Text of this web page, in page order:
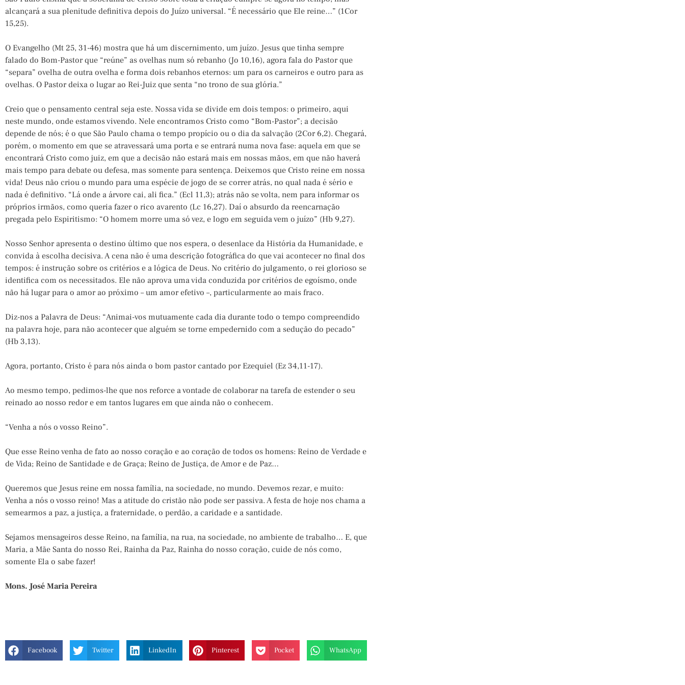
alcançará a sua plenitude definitiva depois do Juízo universal. “É necessário que Ele reine…” (1Cor
15,25).
O Evangelho (Mt 25, 31-46) mostra que há um discernimento, um juízo. Jesus que tinha sempre
falado do Bom-Pastor que “reúne” as ovelhas num só rebanho (Jo 10,16), agora fala do Pastor que
“separa” ovelha de outra ovelha e forma dois rebanhos eternos: um para os carneiros e outro para as
ovelhas. O Pastor deixa o lugar ao Rei-Juiz que senta “no trono de sua glória.”
Creio que o pensamento central seja este. Nossa vida se divide em dois tempos: o primeiro, aqui
neste mundo, onde estamos vivendo. Nele encontramos Cristo como “Bom-Pastor”; a decisão
depende de nós; é o que São Paulo chama o tempo propício ou o dia da salvação (2Cor 6,2). Chegará,
porém, o momento em que se atravessará uma porta e se entrará numa nova fase: aquela em que se
encontrará Cristo como juiz, em que a decisão não estará mais em nossas mãos, em que não haverá
mais tempo para debate ou defesa, mas somente para sentença. Deixemos que Cristo reine em nossa
vida! Deus não criou o mundo para uma espécie de jogo de se correr atrás, no qual nada é sério e
nada é definitivo. “Lá onde a árvore cai, ali fica.” (Ecl 11,3); atrás não se volta, nem para informar os
próprios irmãos, como queria fazer o rico avarento (Lc 16,27). Daí o absurdo da reencarnação
pregada pelo Espiritismo: “O homem morre uma só vez, e logo em seguida vem o juízo” (Hb 9,27).
Nosso Senhor apresenta o destino último que nos espera, o desenlace da História da Humanidade, e
convida à escolha decisiva. A cena não é uma descrição fotográfica do que vai acontecer no final dos
tempos: é instrução sobre os critérios e a lógica de Deus. No critério do julgamento, o rei glorioso se
identifica com os necessitados. Ele não aprova uma vida conduzida por critérios de egoísmo, onde
não há lugar para o amor ao próximo – um amor efetivo –, particularmente ao mais fraco.
Diz-nos a Palavra de Deus: “Animai-vos mutuamente cada dia durante todo o tempo compreendido
na palavra hoje, para não acontecer que alguém se torne empedernido com a sedução do pecado”
(Hb 3,13).
Agora, portanto, Cristo é para nós ainda o bom pastor cantado por Ezequiel (Ez 34,11-17).
Ao mesmo tempo, pedimos-lhe que nos reforce a vontade de colaborar na tarefa de estender o seu
reinado ao nosso redor e em tantos lugares em que ainda não o conhecem.
“Venha a nós o vosso Reino”.
Que esse Reino venha de fato ao nosso coração e ao coração de todos os homens: Reino de Verdade e
de Vida; Reino de Santidade e de Graça; Reino de Justiça, de Amor e de Paz…
Queremos que Jesus reine em nossa família, na sociedade, no mundo. Devemos rezar, e muito:
Venha a nós o vosso reino! Mas a atitude do cristão não pode ser passiva. A festa de hoje nos chama a
semearmos a paz, a justiça, a fraternidade, o perdão, a caridade e a santidade.
Sejamos mensageiros desse Reino, na família, na rua, na sociedade, no ambiente de trabalho… E, que
Maria, a Mãe Santa do nosso Rei, Rainha da Paz, Rainha do nosso coração, cuide de nós como,
somente Ela o sabe fazer!
Mons. José Maria Pereira
Facebook Twitter LinkedIn Pinterest Pocket WhatsApp